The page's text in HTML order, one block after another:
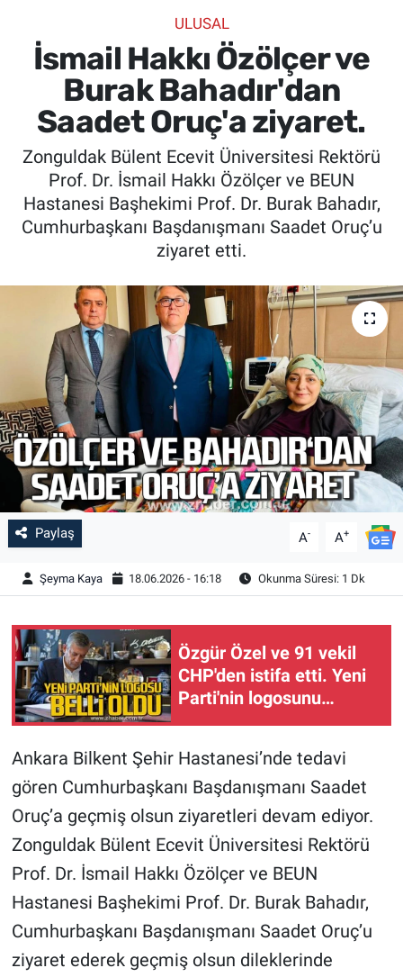
ULUSAL
İsmail Hakkı Özölçer ve
Burak Bahadır'dan
Saadet Oruç'a ziyaret.
Zonguldak Bülent Ecevit Üniversitesi Rektörü
Prof. Dr. İsmail Hakkı Özölçer ve BEUN
Hastanesi Başhekimi Prof. Dr. Burak Bahadır,
Cumhurbaşkanı Başdanışmanı Saadet Oruç’u
ziyaret etti.
Paylaş A- A+
Şeyma Kaya 18.06.2026 - 16:18 Okunma Süresi: 1 Dk
Özgür Özel ve 91 vekil
CHP'den istifa etti. Yeni
Parti'nin logosunu
Ankara Bilkent Şehir Hastanesi’nde tedavi
gören Cumhurbaşkanı Başdanışmanı Saadet
Oruç’a geçmiş olsun ziyaretleri devam ediyor.
Zonguldak Bülent Ecevit Üniversitesi Rektörü
Prof. Dr. İsmail Hakkı Özölçer ve BEUN
Hastanesi Başhekimi Prof. Dr. Burak Bahadır,
Cumhurbaşkanı Başdanışmanı Saadet Oruç’u
ziyaret ederek geçmiş olsun dileklerinde
SPOR
SAĞLIK